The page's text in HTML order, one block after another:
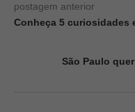
postagem anterior
Conheça 5 curiosidades
São Paulo